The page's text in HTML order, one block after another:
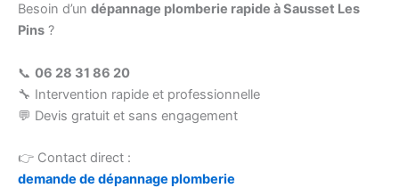
Besoin d’un dépannage plomberie rapide à Sausset Les
Pins ?
📞 06 28 31 86 20
🔧 Intervention rapide et professionnelle
💬 Devis gratuit et sans engagement
👉 Contact direct :
demande de dépannage plomberie